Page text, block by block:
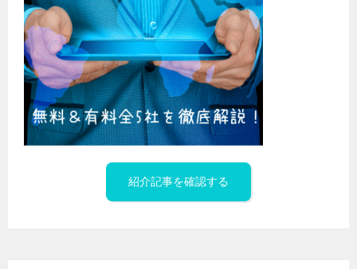
紹介記事を確認する